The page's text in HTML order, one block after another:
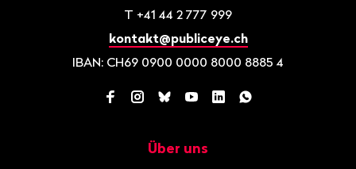
T +41 44 2 777 999
kontakt@publiceye.ch
IBAN: CH69 0900 0000 8000 8885 4
Facebook
Instagram
BlueskyYouTube
LinkedInWhatsApp
Über uns